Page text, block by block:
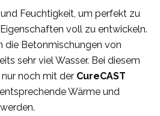
Feuchtigkeit, um perfekt zu
voll zu entwickeln.
die Betonmischungen von
sehr viel Wasser. Bei diesem
noch mit der CureCAST
Wärme und